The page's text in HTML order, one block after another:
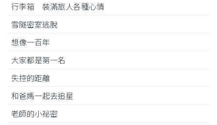
行李箱 裝滿旅人各種心情
雪隧密室逃脫
想像一百年
大家都是第一名
失控的距離
和爸媽一起去追星
老師的小祕密